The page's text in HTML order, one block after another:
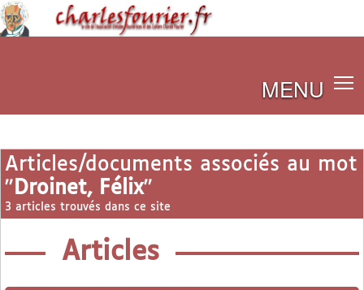
MENU
Articles/documents associés au mot
" Droinet, Félix"
3 articles trouvés dans ce site
Articles